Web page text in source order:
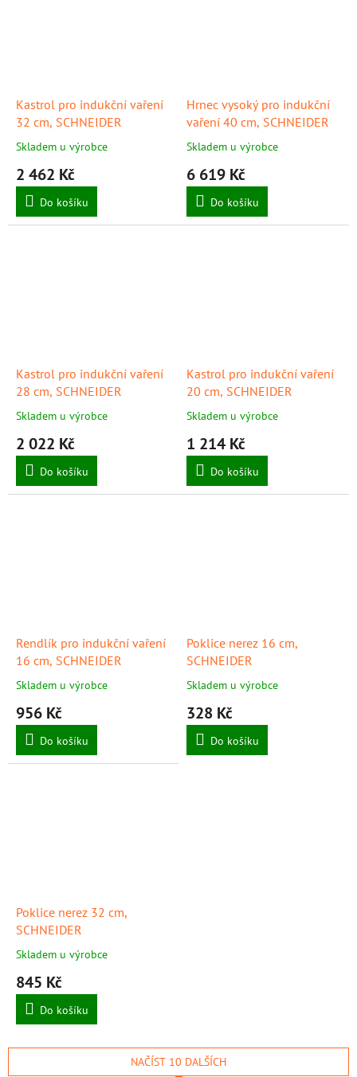
Kastrol pro indukční vaření
32 cm, SCHNEIDER
Skladem u výrobce
2 462 Kč
Do košíku
Hrnec vysoký pro indukční
vaření 40 cm, SCHNEIDER
Skladem u výrobce
6 619 Kč
Do košíku
Kastrol pro indukční vaření
28 cm, SCHNEIDER
Skladem u výrobce
2 022 Kč
Do košíku
Kastrol pro indukční vaření
20 cm, SCHNEIDER
Skladem u výrobce
1 214 Kč
Do košíku
Rendlík pro indukční vaření
16 cm, SCHNEIDER
Skladem u výrobce
956 Kč
Do košíku
Poklice nerez 16 cm,
SCHNEIDER
Skladem u výrobce
328 Kč
Do košíku
Poklice nerez 32 cm,
SCHNEIDER
Skladem u výrobce
845 Kč
Do košíku
NAČÍST 10 DALŠÍCH